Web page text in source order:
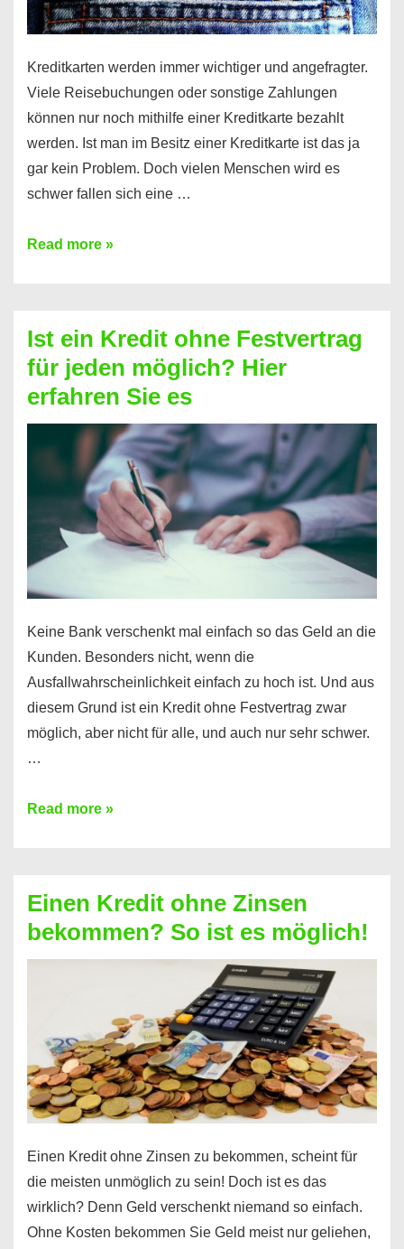
Kreditkarten werden immer wichtiger und angefragter.
Viele Reisebuchungen oder sonstige Zahlungen
können nur noch mithilfe einer Kreditkarte bezahlt
werden. Ist man im Besitz einer Kreditkarte ist das ja
gar kein Problem. Doch vielen Menschen wird es
schwer fallen sich eine …
Kreditkarte
Prepaid
ist
nicht
nur
für
Handy
möglich!
Read more »
Ist ein Kredit ohne Festvertrag
für jeden möglich? Hier
erfahren Sie es
Keine Bank verschenkt mal einfach so das Geld an die
Kunden. Besonders nicht, wenn die
Ausfallwahrscheinlichkeit einfach zu hoch ist. Und aus
diesem Grund ist ein Kredit ohne Festvertrag zwar
möglich, aber nicht für alle, und auch nur sehr schwer.
…
Ist
Festvertrag
für
jeden
erfahren
Sie
es
Read more »
Einen Kredit ohne Zinsen
bekommen? So ist es möglich!
Einen Kredit ohne Zinsen zu bekommen, scheint für
die meisten unmöglich zu sein! Doch ist es das
wirklich? Denn Geld verschenkt niemand so einfach.
Ohne Kosten bekommen Sie Geld meist nur geliehen,